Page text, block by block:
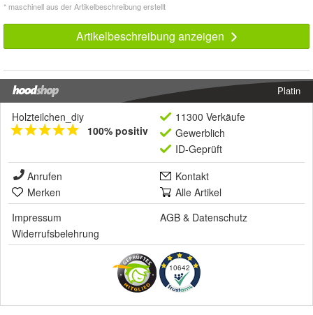
* maschinell aus der Artikelbeschreibung erstellt
Artikelbeschreibung anzeigen
Platin
Holzteilchen_diy
100% positiv
11300 Verkäufe
Gewerblich
ID-Geprüft
Anrufen
Kontakt
Merken
Alle Artikel
Impressum
AGB & Datenschutz
Widerrufsbelehrung
10642